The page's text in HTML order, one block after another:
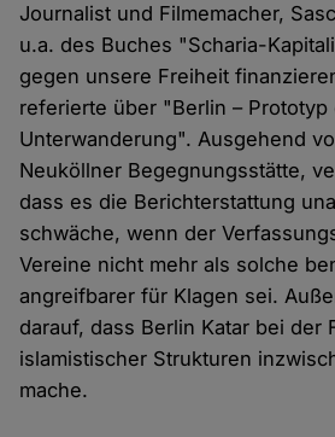
Journalist und Filmemacher,
u.a. des Buches "Scharia-
gegen unsere Freiheit
referierte über "Berlin –
Unterwanderung". Ausgehend
Neuköllner Begegnungsstätte,
dass es die Berichterstattung
schwäche, wenn der
Vereine nicht mehr als solche
angreifbarer für Klagen sei.
darauf, dass Berlin Katar bei der
islamistischer Strukturen
mache.